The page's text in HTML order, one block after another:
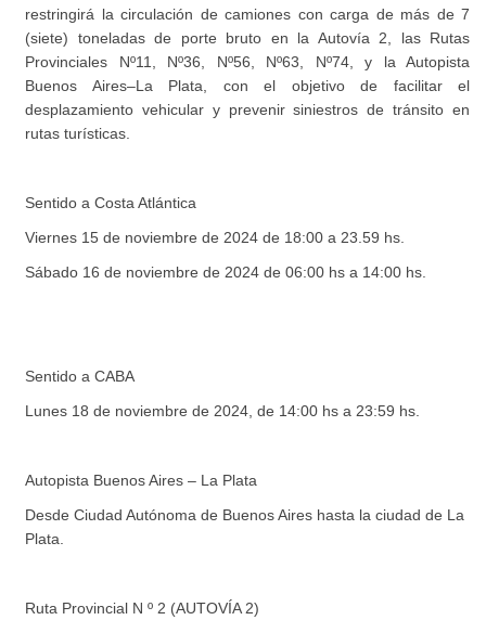
restringirá la circulación de camiones con carga de más de 7
(siete) toneladas de porte bruto en la Autovía 2, las Rutas
Provinciales Nº11, Nº36, Nº56, Nº63, Nº74, y la Autopista
Buenos Aires–La Plata, con el objetivo de facilitar el
desplazamiento vehicular y prevenir siniestros de tránsito en
rutas turísticas.
Sentido a Costa Atlántica
Viernes 15 de noviembre de 2024 de 18:00 a 23.59 hs.
Sábado 16 de noviembre de 2024 de 06:00 hs a 14:00 hs.
Sentido a CABA
Lunes 18 de noviembre de 2024, de 14:00 hs a 23:59 hs.
Autopista Buenos Aires – La Plata
Desde Ciudad Autónoma de Buenos Aires hasta la ciudad de La
Plata.
Ruta Provincial N º 2 (AUTOVÍA 2)